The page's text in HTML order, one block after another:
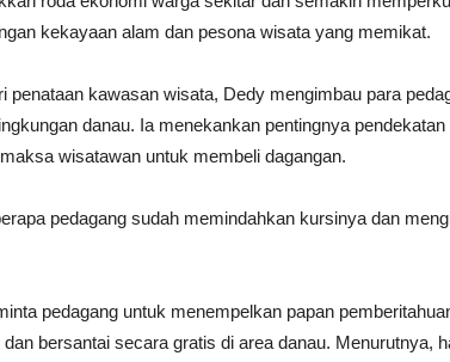
kekayaan alam dan pesona wisata yang memikat.
penataan kawasan wisata, Dedy mengimbau para
danau. Ia menekankan pentingnya
wisatawan untuk membeli dagangan.
pedagang sudah memindahkan kursinya dan
pedagang untuk menempelkan papan
bersantai secara gratis di area danau. Menurutnya,